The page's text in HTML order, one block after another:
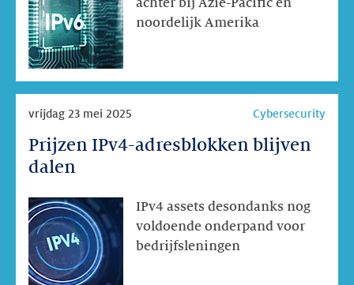
achter bij Azië-Pacific en
noordelijk Amerika
APAC-
regio
procent
Prijzen IPv4-adresblokken blijven
dalen
vrijdag 23 mei 2025 Cybersecurity
IPv4 assets desondanks nog
voldoende onderpand voor
bedrijfsleningen
meer
Prijzen
IPv4-
blijven
dalen